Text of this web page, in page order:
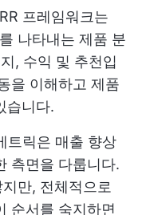
프레임워크는
나타내는 제품 분
, 수익 및 추천입
을 이해하고 제품
습니다.
트릭은 매출 향상
측면을 다룹니다.
만, 전체적으로
순서를 숙지하면